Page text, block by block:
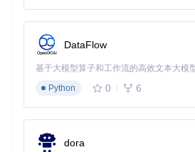
基础功能配置
打开WarcraftHelper.ini文件
设置宽屏适配： WideScreen=true
ectRatio=16:9
开启地图大小解除：
验证测试
DataFlow
基于大模型算子和工作流的高效文本大模
Python
0 6
dora